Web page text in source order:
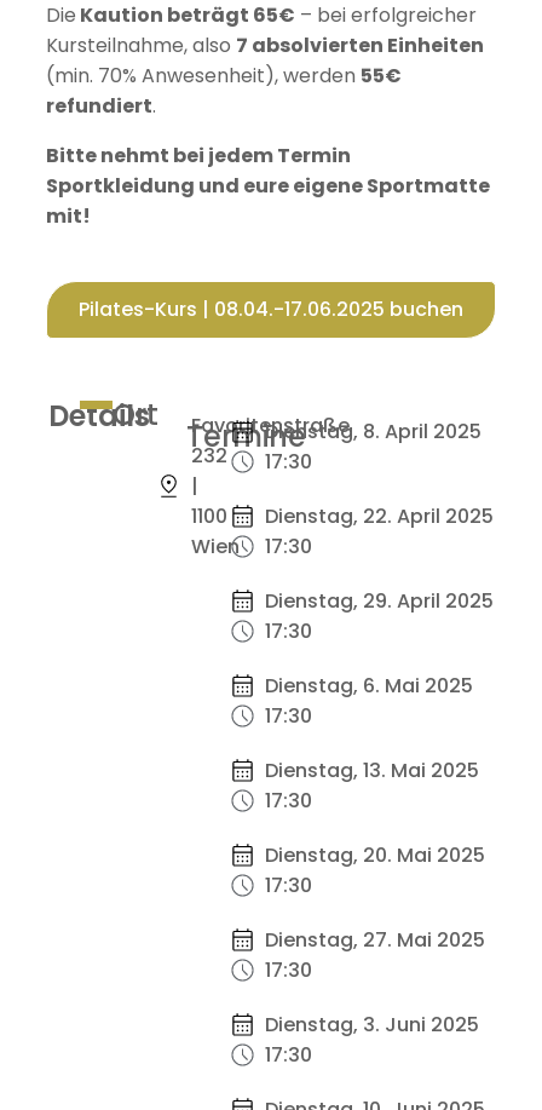
Die Kaution beträgt 65€ – bei erfolgreicher
Kursteilnahme, also 7 absolvierten Einheiten
(min. 70% Anwesenheit), werden 55€
refundiert.
Bitte nehmt bei jedem Termin
Sportkleidung und eure eigene Sportmatte
mit!
Pilates-Kurs | 08.04.-17.06.2025 buchen
Details
Ort
Favoritenstraße
232
|
1100
Wien
TermineDienstag, 8. April 2025
17:30
Dienstag, 22. April 2025
17:30
Dienstag, 29. April 2025
17:30
Dienstag, 6. Mai 2025
17:30
Dienstag, 13. Mai 2025
17:30
Dienstag, 20. Mai 2025
17:30
Dienstag, 27. Mai 2025
17:30
Dienstag, 3. Juni 2025
17:30